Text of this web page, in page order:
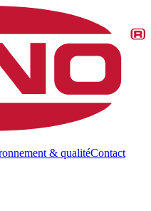
& qualitéContact